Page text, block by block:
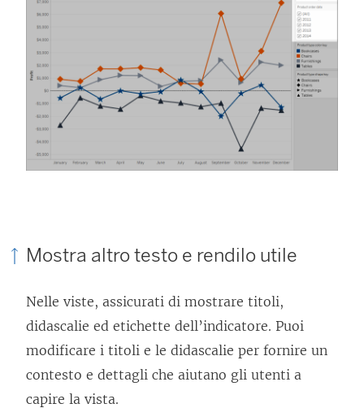
Mostra altro testo e rendilo utile
Nelle viste, assicurati di mostrare titoli,
didascalie ed etichette dell’indicatore. Puoi
modificare i titoli e le didascalie per fornire un
contesto e dettagli che aiutano gli utenti a
capire la vista.